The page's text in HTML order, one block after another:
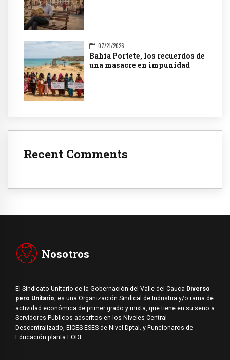
07/21/2026
Bahía Portete, los recuerdos de
una masacre en impunidad
Recent Comments
Nosotros
El Sindicato Unitario de la Gobernación del Valle del Cauca-Diverso
pero Unitario, es una Organización Sindical de Industria y/o rama de
actividad económica de primer grado y mixta, que tiene en su seno a
Servidores Públicos adscritos en los Niveles Central-
Descentralizado, EICES-ESES-de Nivel Dptal. y Funcionaros de
Educación planta FODE .